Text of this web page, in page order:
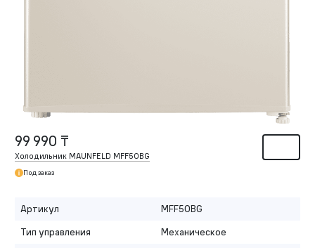
99 990 ₸
Холодильник MAUNFELD MFF50BG
Под заказ
Артикул
MFF50BG
Тип управления
Механическое